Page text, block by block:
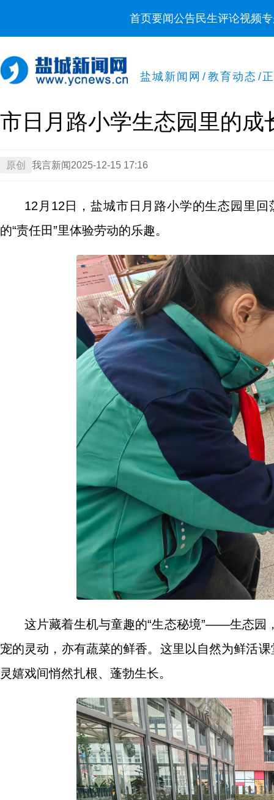
首页要闻公告民生评论视频
盐城新闻网 / 教育动态 /
市日月路小学生态园里的成
原创 我言新闻 2025-12-15 17:16
12月12日，盐城市日月路小学的生态园里
的“责任田”里体验劳动的乐趣。
这片藏着生机与童趣的“生态秘境”——生态园
宠的灵动，亦有蔬菜的鲜香。这里以自然为鲜活
灵嬉戏间悄然扎根、蓬勃生长。